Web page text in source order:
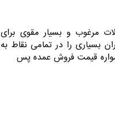
مرغوب و بسیار مقوی برای
بسیاری را در تمامی نقاط به
قیمت فروش عمده پس